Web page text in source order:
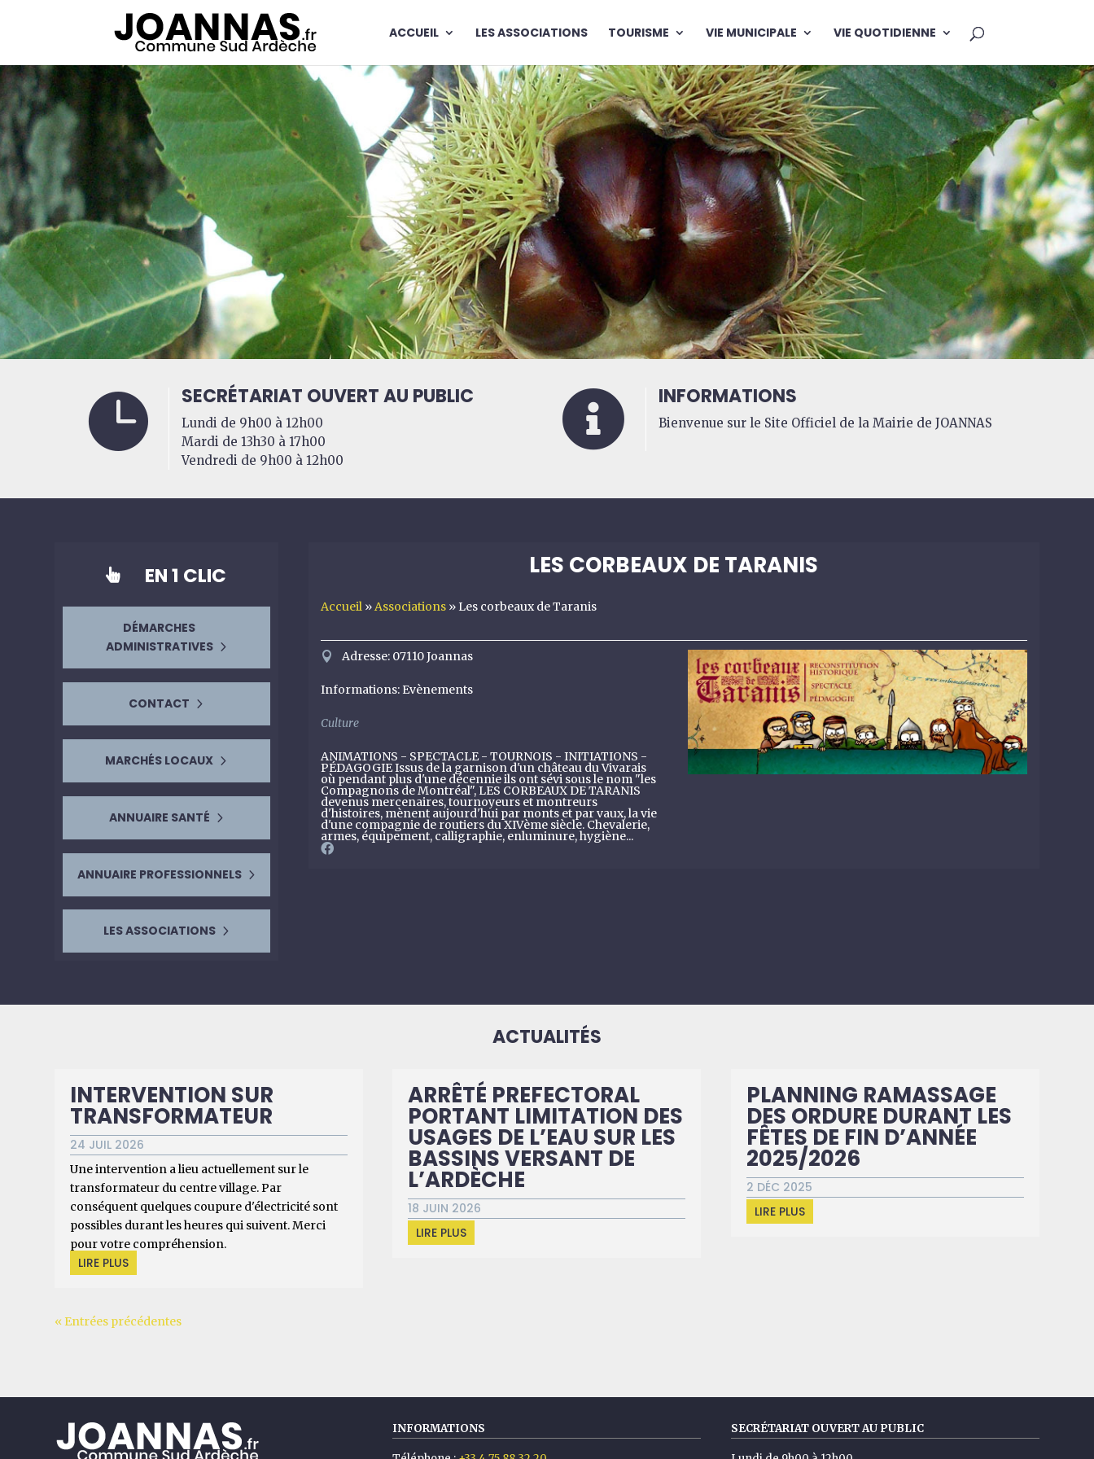
ACCUEIL LES ASSOCIATIONS TOURISME VIE MUNICIPALE VIE QUOTIDIENNE
 SECRÉTARIAT OUVERT AU PUBLIC
Lundi de 9h00 à 12h00
Mardi de 13h30 à 17h00
Vendredi de 9h00 à 12h00
 INFORMATIONS
Bienvenue sur le Site Officiel de la Mairie de JOANNAS
 EN 1 CLIC
DÉMARCHES
ADMINISTRATIVES
CONTACT
MARCHÉS LOCAUX
ANNUAIRE SANTÉ
ANNUAIRE PROFESSIONNELS
LES ASSOCIATIONS
LES CORBEAUX DE TARANIS
Accueil»Associations» Les corbeaux de Taranis
Adresse: 07110 Joannas
Informations: Evènements
Culture
ANIMATIONS - SPECTACLE - TOURNOIS - INITIATIONS -
PÉDAGOGIE Issus de la garnison d'un château du Vivarais
où pendant plus d'une décennie ils ont sévi sous le nom "les
Compagnons de Montréal", LES CORBEAUX DE TARANIS
devenus mercenaires, tournoyeurs et montreurs
d'histoires, mènent aujourd'hui par monts et par vaux, la vie
d'une compagnie de routiers du XIVème siècle. Chevalerie,
armes, équipement, calligraphie, enluminure, hygiène...
ACTUALITÉS
INTERVENTION SUR
TRANSFORMATEUR
24 JUIL 2026
Une intervention a lieu actuellement sur le
transformateur du centre village. Par
conséquent quelques coupure d'électricité sont
possibles durant les heures qui suivent. Merci
pour votre compréhension.
LIRE PLUS
ARRÊTÉ PREFECTORAL
PORTANT LIMITATION DES
USAGES DE L’EAU SUR LES
BASSINS VERSANT DE
L’ARDÈCHE
18 JUIN 2026
LIRE PLUS
PLANNING RAMASSAGE
DES ORDURE DURANT LES
FÊTES DE FIN D’ANNÉE
2025/2026
2 DÉC 2025
LIRE PLUS
« Entrées précédentes
INFORMATIONS SECRÉTARIAT OUVERT AU PUBLIC